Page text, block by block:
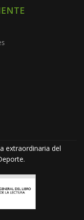
extraordinaria del